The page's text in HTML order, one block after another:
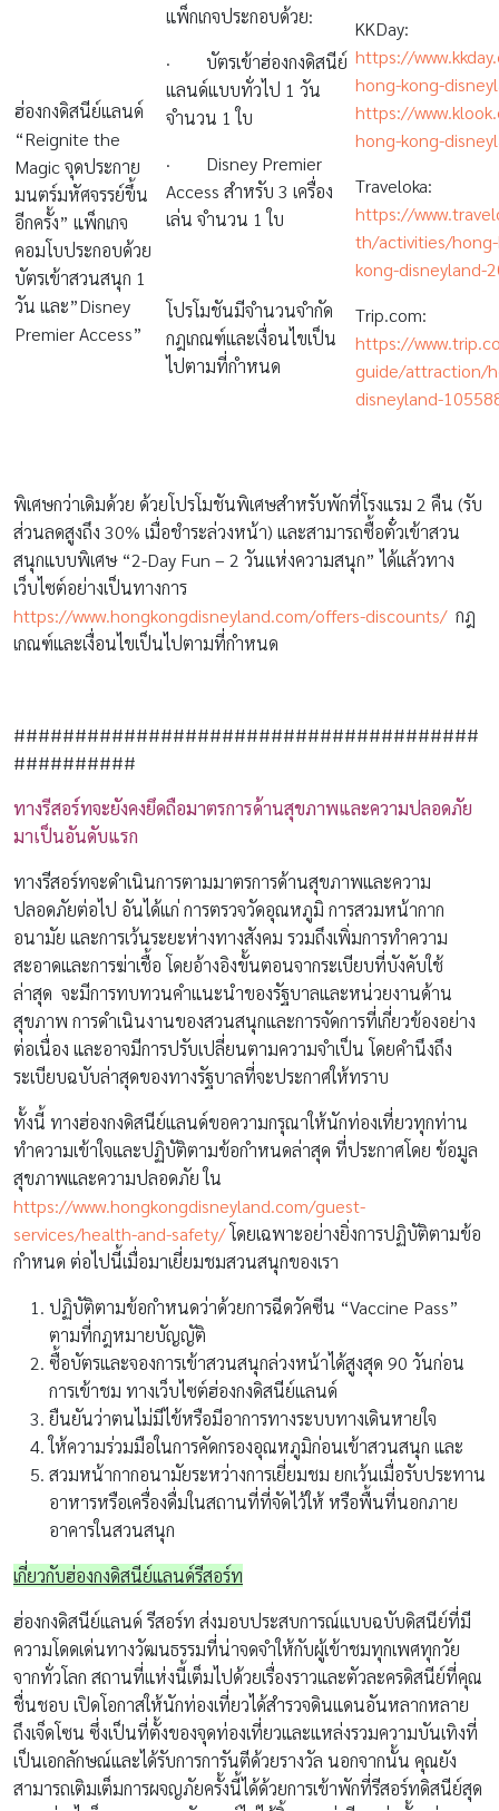
ฮ่องกงดิสนีย์แลนด์
“Reignite the
Magic จุดประกาย
มนตร์มหัศจรรย์ขึ้น
อีกครั้ง” แพ็กเกจ
คอมโบประกอบด้วย
บัตรเข้าสวนสนุก 1
วัน และ”Disney
Premier Access”
แพ็กเกจประกอบด้วย:
· บัตรเข้าฮ่องกงดิสนีย์
แลนด์แบบทั่วไป 1 วัน
จำนวน 1 ใบ
· Disney Premier
Access สำหรับ 3 เครื่อง
เล่น จำนวน 1 ใบ
โปรโมชันมีจำนวนจำกัด
กฎเกณฑ์และเงื่อนไขเป็น
ไปตามที่กำหนด
KKDay:
https://
hong-kong-
https://
hong-kong-
Traveloka:
https://
th/activities/
kong-disneyland-
Trip.com:
https://
guide/attraction/
disneyland-
พิเศษกว่าเดิมด้วย ด้วยโปรโมชันพิเศษสำหรับพักที่โรงแรม 2 คืน (รับ
ส่วนลดสูงถึง 30% เมื่อชำระล่วงหน้า) และสามารถซื้อตั๋วเข้าสวน
สนุกแบบพิเศษ “2-Day Fun – 2 วันแห่งความสนุก” ได้แล้วทาง
เว็บไซต์อย่างเป็นทางการ
https://www.hongkongdisneyland.com/offers-discounts/กฎ
เกณฑ์และเงื่อนไขเป็นไปตามที่กำหนด
######################################
##########
ทางรีสอร์ทจะยังคงยึดถือมาตรการด้านสุขภาพและความปลอดภัย
มาเป็นอันดับแรก
ทางรีสอร์ทจะดำเนินการตามมาตรการด้านสุขภาพและความ
ปลอดภัยต่อไป อันได้แก่ การตรวจวัดอุณหภูมิ การสวมหน้ากาก
อนามัย และการเว้นระยะห่างทางสังคม รวมถึงเพิ่มการทำความ
สะอาดและการฆ่าเชื้อ โดยอ้างอิงขั้นตอนจากระเบียบที่บังคับใช้
ล่าสุด จะมีการทบทวนคำแนะนำของรัฐบาลและหน่วยงานด้าน
สุขภาพ การดำเนินงานของสวนสนุกและการจัดการที่เกี่ยวข้องอย่าง
ต่อเนื่อง และอาจมีการปรับเปลี่ยนตามความจำเป็น โดยคำนึงถึง
ระเบียบฉบับล่าสุดของทางรัฐบาลที่จะประกาศให้ทราบ
ทั้งนี้ ทางฮ่องกงดิสนีย์แลนด์ขอความกรุณาให้นักท่องเที่ยวทุกท่าน
ทำความเข้าใจและปฏิบัติตามข้อกำหนดล่าสุด ที่ประกาศโดย ข้อมูล
สุขภาพและความปลอดภัย ใน
https://www.hongkongdisneyland.com/guest-
services/health-and-safety/โดยเฉพาะอย่างยิ่งการปฏิบัติตามข้อ
กำหนด ต่อไปนี้เมื่อมาเยี่ยมชมสวนสนุกของเรา
ปฏิบัติตามข้อกำหนดว่าด้วยการฉีดวัคซีน “Vaccine Pass”
ตามที่กฎหมายบัญญัติ
ซื้อบัตรและจองการเข้าสวนสนุกล่วงหน้าได้สูงสุด 90 วันก่อน
การเข้าชม ทางเว็บไซต์ฮ่องกงดิสนีย์แลนด์
ยืนยันว่าตนไม่มีไข้หรือมีอาการทางระบบทางเดินหายใจ
ให้ความร่วมมือในการคัดกรองอุณหภูมิก่อนเข้าสวนสนุก และ
สวมหน้ากากอนามัยระหว่างการเยี่ยมชม ยกเว้นเมื่อรับประทาน
อาหารหรือเครื่องดื่มในสถานที่ที่จัดไว้ให้ หรือพื้นที่นอกภาย
อาคารในสวนสนุก
เกี่ยวกับฮ่องกงดิสนีย์แลนด์รีสอร์ท
ฮ่องกงดิสนีย์แลนด์ รีสอร์ท ส่งมอบประสบการณ์แบบฉบับดิสนีย์ที่มี
ความโดดเด่นทางวัฒนธรรมที่น่าจดจำให้กับผู้เข้าชมทุกเพศทุกวัย
จากทั่วโลก สถานที่แห่งนี้เต็มไปด้วยเรื่องราวและตัวละครดิสนีย์ที่คุณ
ชื่นชอบ เปิดโอกาสให้นักท่องเที่ยวได้สำรวจดินแดนอันหลากหลาย
ถึงเจ็ดโซน ซึ่งเป็นที่ตั้งของจุดท่องเที่ยวและแหล่งรวมความบันเทิงที่
เป็นเอกลักษณ์และได้รับการการันตีด้วยรางวัล นอกจากนั้น คุณยัง
สามารถเติมเต็มการผจญภัยครั้งนี้ได้ด้วยการเข้าพักที่รีสอร์ทดิสนีย์สุด